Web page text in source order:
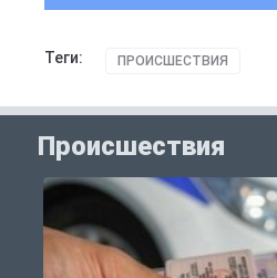
Теги: ПРОИСШЕСТВИЯ
Происшествия